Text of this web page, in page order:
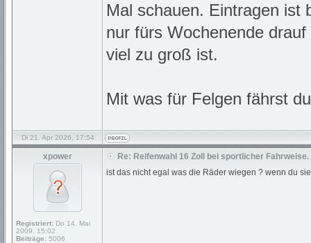
Mal schauen. Eintragen ist
nur fürs Wochenende
viel zu groß ist.
Mit was für Felgen fährst
Di 21. Apr 2026, 17:54
xpower
Registriert: Do 14. Mai
2009, 15:02
Beiträge: 5006
Re: Reifenwahl 16 Zoll bei sportlicher Fahrweise.
ist das nicht egal was die Räder wiegen ? wenn du